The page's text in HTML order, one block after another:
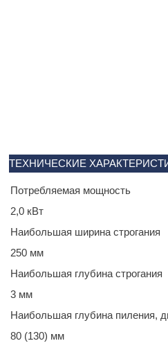
ТЕХНИЧЕСКИЕ
Потребляемая мощность
2,0 кВт
Наибольшая ширина строгания
250 мм
Наибольшая глубина строгания
3 мм
Наибольшая глубина пиления,
80 (130) мм